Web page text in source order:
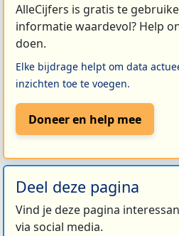
AlleCijfers is gratis te
informatie waardevol? Help
doen.
Elke bijdrage helpt om data
inzichten toe te voegen.
Doneer en help mee
Deel deze pagina
Vind je deze pagina
via social media.